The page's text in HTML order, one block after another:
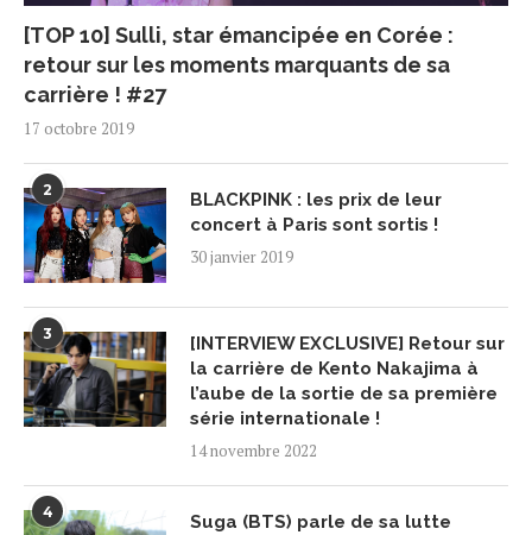
[TOP 10] Sulli, star émancipée en Corée :
retour sur les moments marquants de sa
carrière ! #27
17 octobre 2019
2
BLACKPINK : les prix de leur
concert à Paris sont sortis !
30 janvier 2019
3
[INTERVIEW EXCLUSIVE] Retour sur
la carrière de Kento Nakajima à
l’aube de la sortie de sa première
série internationale !
14 novembre 2022
4
Suga (BTS) parle de sa lutte